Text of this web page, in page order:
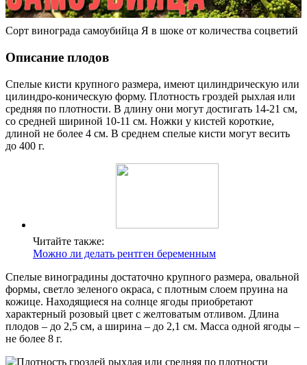
Сорт винограда самоубийца Я в шоке от количества соцветий
Описание плодов
Спелые кисти крупного размера, имеют цилиндрическую или
цилиндро-коническую форму. Плотность гроздей рыхлая или
средняя по плотности. В длину они могут достигать 14-21 см,
со средней шириной 10-11 см. Ножки у кистей короткие,
длиной не более 4 см. В среднем спелые кисти могут весить
до 400 г.
Читайте также:
Можно ли делать рентген беременным
Спелые виноградины достаточно крупного размера, овальной
формы, светло зеленого окраса, с плотным слоем пруина на
кожице. Находящиеся на солнце ягоды приобретают
характерный розовый цвет с желтоватым отливом. Длина
плодов – до 2,5 см, а ширина – до 2,1 см. Масса одной ягоды –
не более 8 г.